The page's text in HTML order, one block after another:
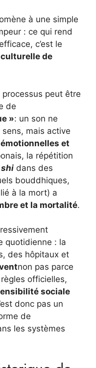
à une simple
: ce qui rend
c’est le
de
peut être
de
»: un son ne
mais active
et
la répétition
shi dans des
bouddhiques,
à la mort) a
et la mortalité.
quotidienne : la
des hôpitaux et
non pas parce
officielles,
sociale
donc pas un
de
les systèmes